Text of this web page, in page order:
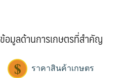
ข้อมูลด้านการเกษตรที่สำคัญ
ราคาสินค้าเกษตร